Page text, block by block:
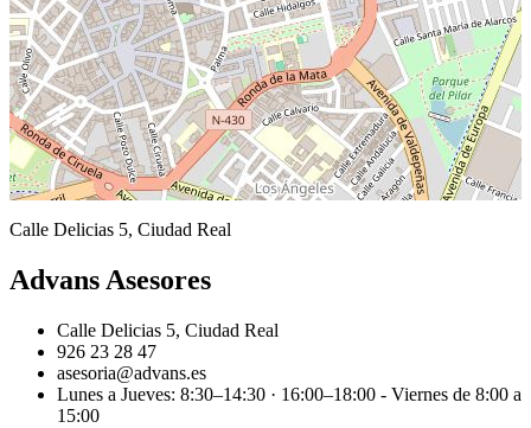
Calle Delicias 5, Ciudad Real
Advans Asesores
Calle Delicias 5, Ciudad Real
926 23 28 47
asesoria@advans.es
Lunes a Jueves: 8:30–14:30 · 16:00–18:00 - Viernes de 8:00 a
15:00